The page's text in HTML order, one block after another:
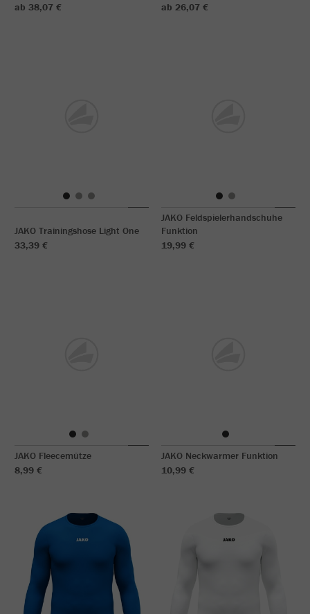
ab 38,07 €
ab 26,07 €
JAKO Trainingshose Light One
33,39 €
JAKO Feldspielerhandschuhe
Funktion
19,99 €
JAKO Fleecemütze
8,99 €
JAKO Neckwarmer Funktion
10,99 €